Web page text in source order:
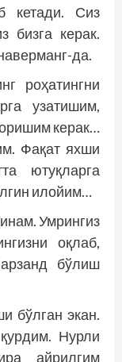
кетади. Сиз
бизга керак.
да.
роҳатингни
узатишим,
керак…
Фақат яхши
ютуқларга
илойим…
Умрингиз
оқлаб,
бўлиш
бўлган экан.
Нурли
айрилгим